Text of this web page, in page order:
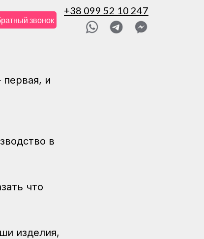
+38 099 52 10 247
звонок
первая, и
в
что
изделия,